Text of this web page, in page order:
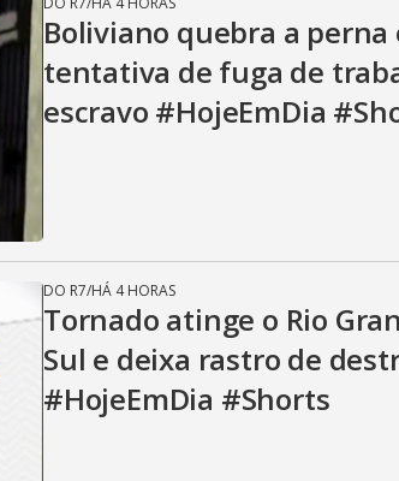
V
i
d
e
o
Boliviano quebra a perna
tentativa de fuga de
escravo #HojeEmDia
DO R7/HÁ 4 HORAS
Tornado atinge o Rio
Sul e deixa rastro de
#HojeEmDia #Shorts